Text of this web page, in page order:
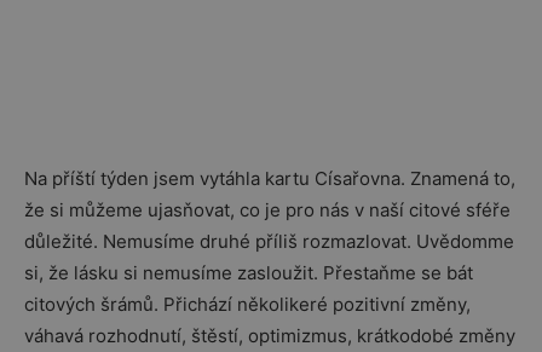
Na příští týden jsem vytáhla kartu Císařovna. Znamená to,
že si můžeme ujasňovat, co je pro nás v naší citové sféře
důležité. Nemusíme druhé příliš rozmazlovat. Uvědomme
si, že lásku si nemusíme zasloužit. Přestaňme se bát
citových šrámů. Přichází několikeré pozitivní změny,
váhavá rozhodnutí, štěstí, optimizmus, krátkodobé změny